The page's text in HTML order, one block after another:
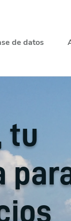
de datos
tu